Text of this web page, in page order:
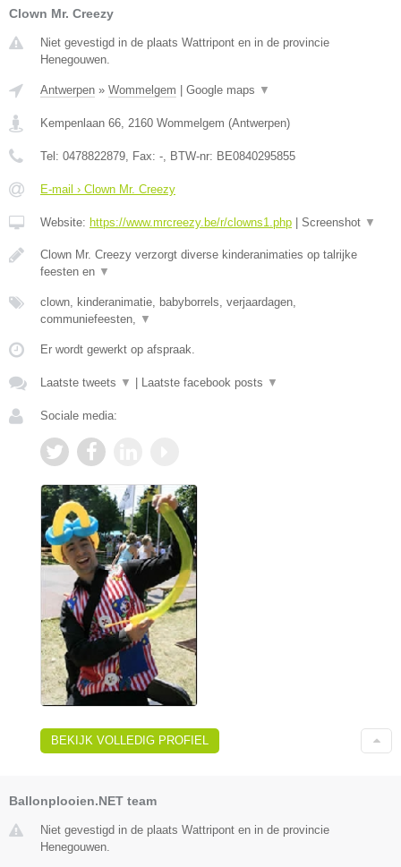
Clown Mr. Creezy
Niet gevestigd in de plaats Wattripont en in de provincie
Henegouwen.
Antwerpen » Wommelgem Google maps ▼
Kempenlaan 66, 2160 Wommelgem (Antwerpen)
Tel: 0478822879, Fax: -, BTW-nr: BE0840295855
E-mail › Clown Mr. Creezy
Website: https://www.mrcreezy.be/r/clowns1.php Screenshot ▼
Clown Mr. Creezy verzorgt diverse kinderanimaties op talrijke
feesten en ▼
clown, kinderanimatie, babyborrels, verjaardagen,
communiefeesten, ▼
Er wordt gewerkt op afspraak.
Laatste tweets ▼ Laatste facebook posts ▼
Sociale media:
BEKIJK VOLLEDIG PROFIEL
Ballonplooien.NET team
Niet gevestigd in de plaats Wattripont en in de provincie
Henegouwen.